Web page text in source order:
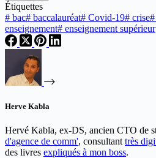
Étiquettes
# bac# baccalauréat# Covid-19# crise#
enseignement# enseignement supérieur
Herve Kabla
Hervé Kabla, ex-DS, ancien CTO de
d'agence de comm', consultant très
des livres expliqués à mon boss.